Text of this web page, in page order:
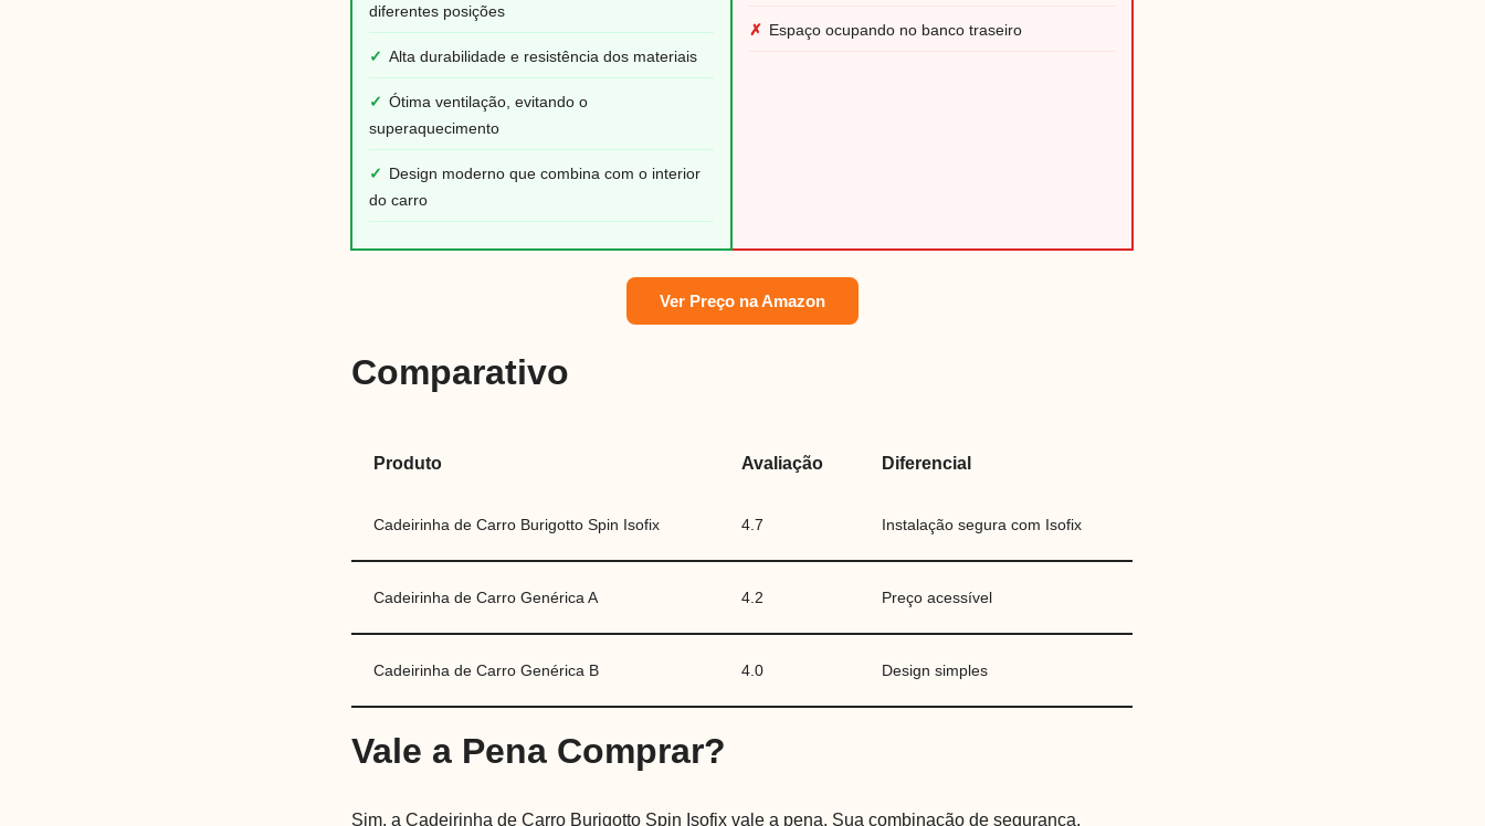
diferentes posições
✓ Alta durabilidade e resistência dos materiais
✓ Ótima ventilação, evitando o
superaquecimento
✓ Design moderno que combina com o interior
do carro
✗ Espaço ocupando no banco traseiro
Ver Preço na Amazon
Comparativo
Produto Avaliação Diferencial
Cadeirinha de Carro Burigotto Spin Isofix 4.7 Instalação segura com Isofix
Cadeirinha de Carro Genérica A 4.2 Preço acessível
Cadeirinha de Carro Genérica B 4.0 Design simples
Vale a Pena Comprar?
Sim, a Cadeirinha de Carro Burigotto Spin Isofix vale a pena. Sua combinação de segurança,